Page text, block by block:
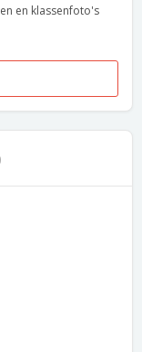
en klassenfoto's